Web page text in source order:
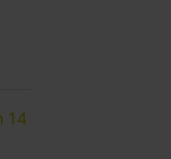
14